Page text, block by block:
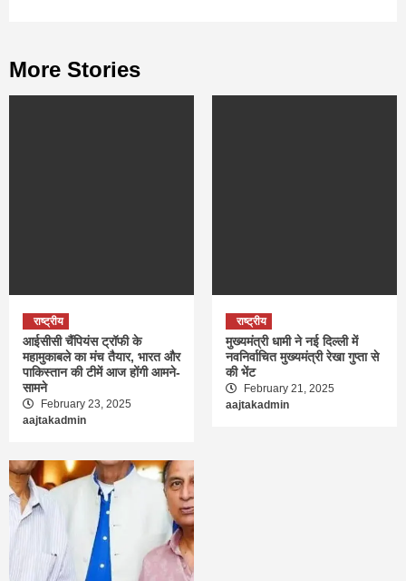
More Stories
राष्ट्रीय
आईसीसी चैंपियंस ट्रॉफी के
महामुकाबले का मंच तैयार, भारत और
पाकिस्तान की टीमें आज होंगी आमने-
सामने
February 23, 2025
aajtakadmin
राष्ट्रीय
मुख्यमंत्री धामी ने नई दिल्ली में
नवनिर्वाचित मुख्यमंत्री रेखा गुप्ता से
की भेंट
February 21, 2025
aajtakadmin